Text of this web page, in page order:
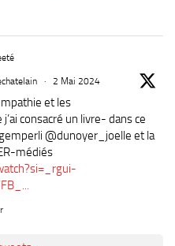
· 2 Mai 2024
et les
consacré un livre- dans ce
⁦@dunoyer_joelle⁩ et la
médiés